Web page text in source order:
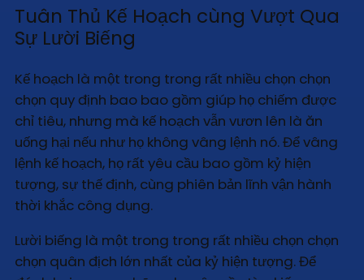
Tuân Thủ Kế Hoạch cùng Vượt Qua
Sự Lười Biếng
Kế hoạch là một trong trong rất nhiều chọn chọn
chọn quy định bao bao gồm giúp họ chiếm được
chỉ tiêu, nhưng mà kế hoạch vẫn vươn lên là ăn
uống hại nếu như họ không vâng lệnh nó. Để vâng
lệnh kế hoạch, họ rất yêu cầu bao gồm kỷ hiện
tượng, sự thế định, cùng phiên bản lĩnh vận hành
thời khắc công dụng.
Lười biếng là một trong trong rất nhiều chọn chọn
chọn quân địch lớn nhất của kỷ hiện tượng. Để